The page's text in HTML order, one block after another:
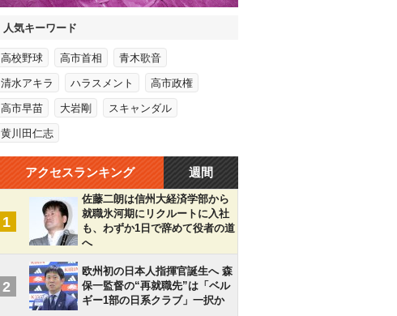
人気キーワード
高校野球 高市首相 青木歌音
清水アキラ ハラスメント 高市政権
高市早苗 大岩剛 スキャンダル
黄川田仁志
アクセスランキング 週間
1
佐藤二朗は信州大経済学部から
就職氷河期にリクルートに入社
も、わずか1日で辞めて役者の道
へ
2
欧州初の日本人指揮官誕生へ 森
保一監督の“再就職先”は「ベル
ギー1部の日系クラブ」一択か